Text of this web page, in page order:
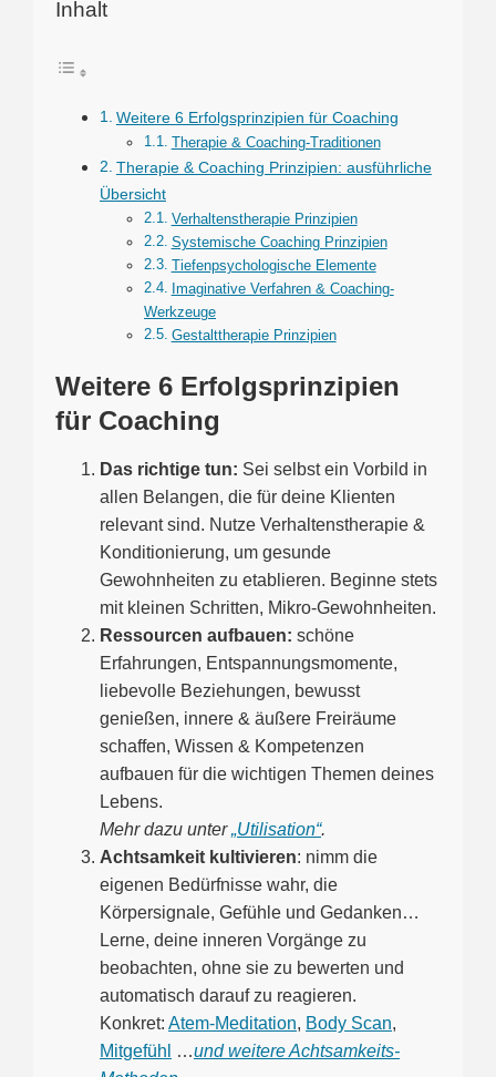
Inhalt
Weitere 6 Erfolgsprinzipien für Coaching
Therapie & Coaching-Traditionen
Therapie & Coaching Prinzipien: ausführliche
Übersicht
Verhaltenstherapie Prinzipien
Systemische Coaching Prinzipien
Tiefenpsychologische Elemente
Imaginative Verfahren & Coaching-
Werkzeuge
Gestalttherapie Prinzipien
Weitere 6 Erfolgsprinzipien
für Coaching
Das richtige tun: Sei selbst ein Vorbild in
allen Belangen, die für deine Klienten
relevant sind. Nutze Verhaltenstherapie &
Konditionierung, um gesunde
Gewohnheiten zu etablieren. Beginne stets
mit kleinen Schritten, Mikro-Gewohnheiten.
Ressourcen aufbauen: schöne
Erfahrungen, Entspannungsmomente,
liebevolle Beziehungen, bewusst
genießen, innere & äußere Freiräume
schaffen, Wissen & Kompetenzen
aufbauen für die wichtigen Themen deines
Lebens.
Mehr dazu unter„Utilisation“.
Achtsamkeit kultivieren: nimm die
eigenen Bedürfnisse wahr, die
Körpersignale, Gefühle und Gedanken…
Lerne, deine inneren Vorgänge zu
beobachten, ohne sie zu bewerten und
automatisch darauf zu reagieren.
Konkret: Atem-Meditation, Body Scan,
Mitgefühl
…und weitere Achtsamkeits-